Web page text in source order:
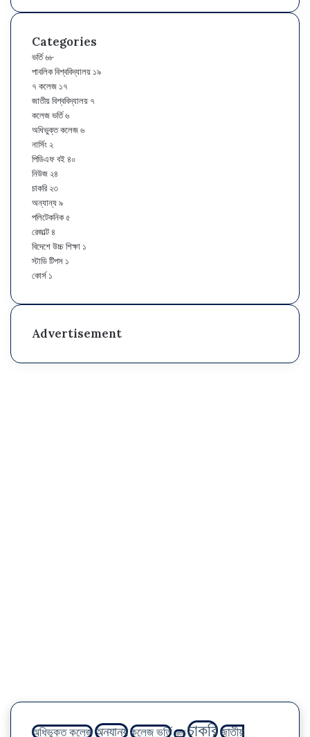
ত
মা
ন
২
০
২
৬
–
ক
লা
ও
সা
মা
জি
ক
বি
জ্ঞা
ন
ই
নি
Categories
ভর্তি৬৮
পাবলিক বিশ্ববিদ্যালয় ১৯
৭ কলেজ ১৭
জাতীয় বিশ্ববিদ্যালয় ৭
কলেজ ভর্তি৬
অধিভুক্ত কলেজ৬
নার্সিং২
পিডিএফ বই৪০
নিউজ২৪
চাকরি২৩
অন্যান্য৯
পলিটেকনিক৫
রেজাল্ট৪
বিদেশে উচ্চ শিক্ষা ১
স্টাডি টিপস ১
কোর্স ১
Advertisement
অধিভুক্ত কলেজঅন্যান্যকলেজ ভর্তি কোর্স চাকরিজাতীয়